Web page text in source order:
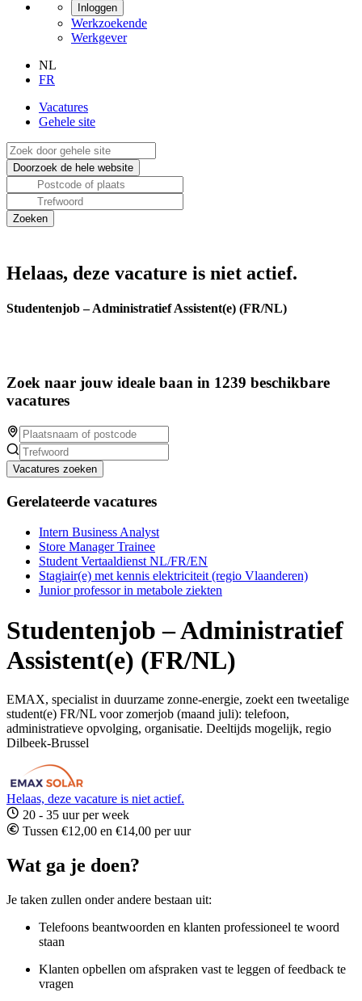
Inloggen
Werkzoekende
Werkgever
NL
FR
Vacatures
Gehele site
Helaas, deze vacature is niet actief.
Studentenjob – Administratief Assistent(e) (FR/NL)
Zoek naar jouw ideale baan in 1239 beschikbare
vacatures
Vacatures zoeken
Gerelateerde vacatures
Intern Business Analyst
Store Manager Trainee
Student Vertaaldienst NL/FR/EN
Stagiair(e) met kennis elektriciteit (regio Vlaanderen)
Junior professor in metabole ziekten
Studentenjob – Administratief
Assistent(e) (FR/NL)
EMAX, specialist in duurzame zonne-energie, zoekt een tweetalige
student(e) FR/NL voor zomerjob (maand juli): telefoon,
administratieve opvolging, organisatie. Deeltijds mogelijk, regio
Dilbeek-Brussel
Helaas, deze vacature is niet actief.
20 - 35 uur per week
Tussen €12,00 en €14,00 per uur
Wat ga je doen?
Je taken zullen onder andere bestaan uit:
Telefoons beantwoorden en klanten professioneel te woord
staan
Klanten opbellen om afspraken vast te leggen of feedback te
vragen